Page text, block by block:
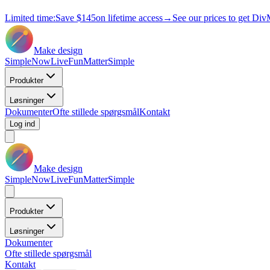
Limited time:Save $145on lifetime access→ See our prices to get
Make design
SimpleNowLiveFunMatterSimple
Produkter
Løsninger
DokumenterOfte stillede spørgsmålKontakt
Log ind
Make design
SimpleNowLiveFunMatterSimple
Produkter
Løsninger
Dokumenter
Ofte stillede spørgsmål
Kontakt